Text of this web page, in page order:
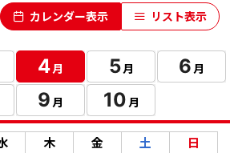
カレンダー表示 リスト表示
4月 5 月 6 月
9 月 10 月
木 金 土 日